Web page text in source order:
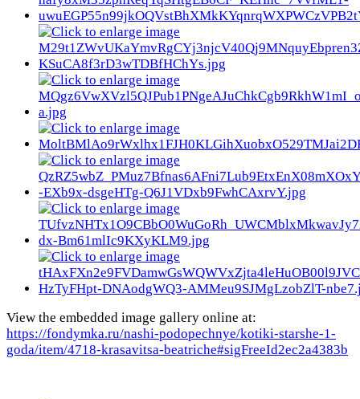
View the embedded image gallery online at:
https://fondymka.ru/nashi-podopechnye/kotiki-starshe-1-
goda/item/4718-krasavitsa-beatriche#sigFreeId2ec2a4383b